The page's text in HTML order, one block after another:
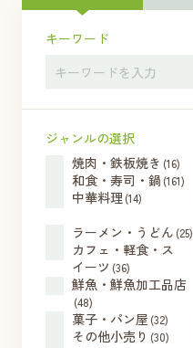
キーワード
ジャンルの選択
焼肉・鉄板焼き (16)
和食・寿司・鍋 (161)
中華料理 (14)
ラーメン・うどん (25)
カフェ・軽食・ス
イーツ (36)
鮮魚・鮮魚加工品店
(48)
菓子・パン屋 (32)
その他小売り (30)